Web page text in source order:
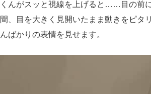
んがスッと視線を上げると……目の前
目を大きく見開いたまま動きをピタ
ばかりの表情を見せます。